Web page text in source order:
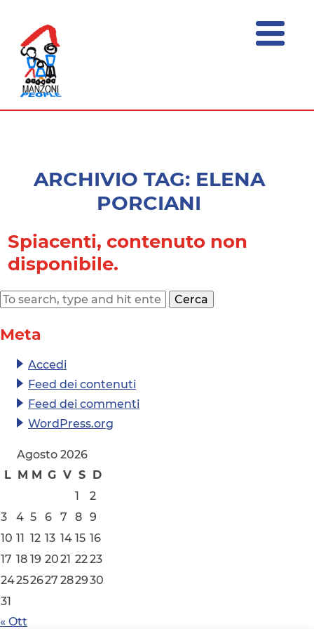
ASSOCIAZIONE
Festival
ARCHIVIO TAG: ELENA
PORCIANI
Spiacenti, contenuto non
disponibile.
Cerca
Meta
Accedi
Feed dei contenuti
Feed dei commenti
WordPress.org
Agosto 2026
L
M M G V S
D
1
2
3
4 5 6 7 8 9
10 11 12 13 14 15 16
17 18 19 2021 2223
24252627 282930
31
« Ott